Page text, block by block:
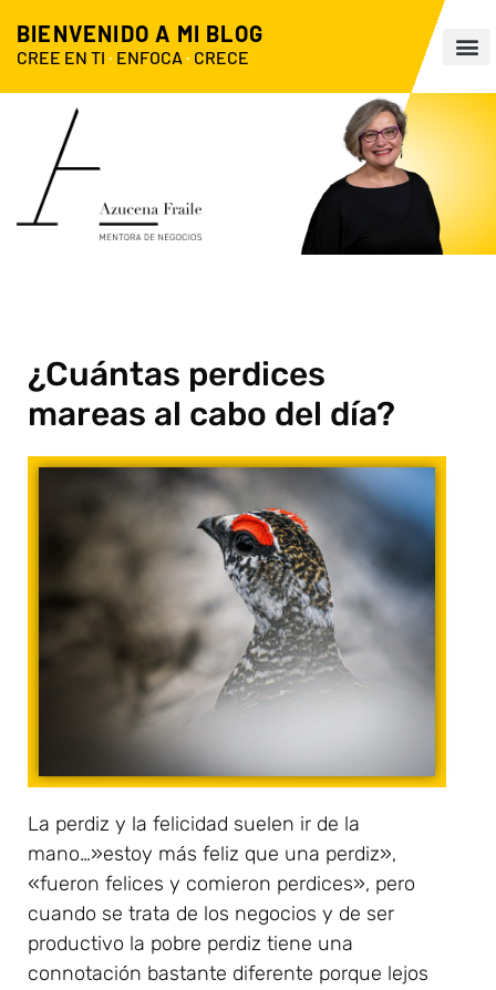
BIENVENIDO A MI BLOG
CREE EN TI · ENFOCA· CRECE
¿Cuántas perdices
mareas al cabo del día?
La perdiz y la felicidad suelen ir de la
mano…»estoy más feliz que una perdiz»,
«fueron felices y comieron perdices», pero
cuando se trata de los negocios y de ser
productivo la pobre perdiz tiene una
connotación bastante diferente porque lejos